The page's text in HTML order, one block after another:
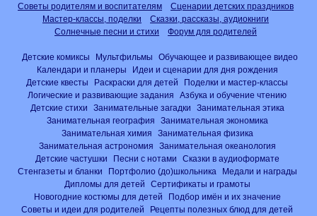
Советы родителям и воспитателям
Сценарии детских праздников
Мастер-классы, поделки
Сказки, рассказы, аудиокниги
Солнечные песни и стихи
Форум для родителей
Детские комиксы Мультфильмы
Обучающее и развивающее видео
Календари и планеры
Идеи и сценарии для дня рождения
Детские квесты
Раскраски для детей
Поделки и мастер-классы
Логические и развивающие задания
Азбука и обучение чтению
Детские стихи
Занимательные загадки
Занимательная этика
Занимательная география
Занимательная экономика
Занимательная химия
Занимательная физика
Занимательная астрономия
Занимательная океанология
Детские частушки
Песни с нотами
Сказки в аудиоформате
Стенгазеты и бланки
Портфолио (до)школьника
Медали и награды
Дипломы для детей
Сертификаты и грамоты
Новогодние костюмы для детей
Подбор имён и их значение
Советы и идеи для родителей
Рецепты полезных блюд для детей